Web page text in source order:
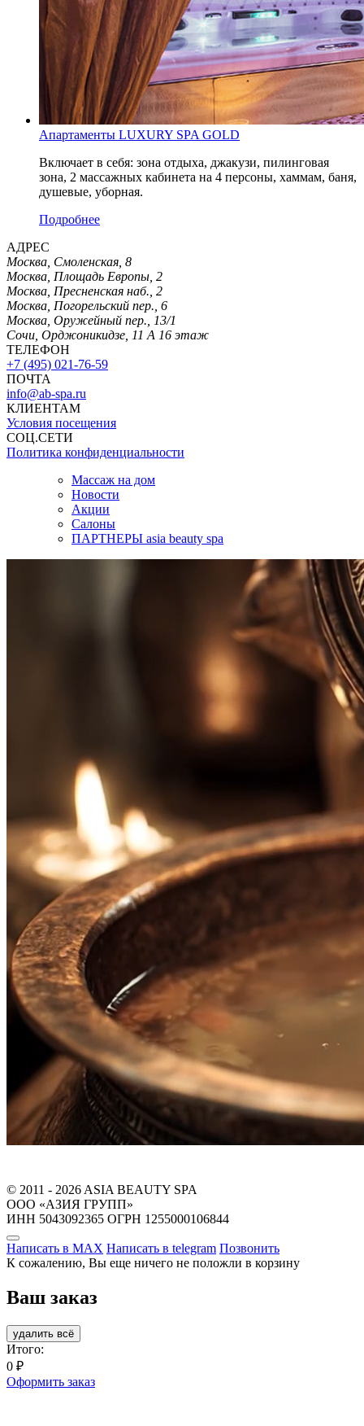
Апартаменты LUXURY SPA GOLD
Включает в себя: зона отдыха, джакузи, пилинговая
зона, 2 массажных кабинета на 4 персоны, хаммам, баня,
душевые, уборная.
Подробнее
АДРЕС
Москва, Смоленская, 8
Москва, Площадь Европы, 2
Москва, Пресненская наб., 2
Москва, Погорельский пер., 6
Москва, Оружейный пер., 13/1
Сочи, Орджоникидзе, 11 А 16 этаж
ТЕЛЕФОН
+7 (495) 021-76-59
ПОЧТА
info@ab-spa.ru
КЛИЕНТАМ
Условия посещения
СОЦ.СЕТИ
Политика конфиденциальности
Массаж на дом
Новости
Акции
Салоны
ПАРТНЕРЫ asia beauty spa
© 2011 - 2026 ASIA BEAUTY SPA
ООО «АЗИЯ ГРУПП»
ИНН 5043092365 ОГРН 1255000106844
Написать в MAX Написать в telegram Позвонить
К сожалению, Вы еще ничего не положли в корзину
Ваш заказ
удалить всё
Итого:
0 ₽
Оформить заказ